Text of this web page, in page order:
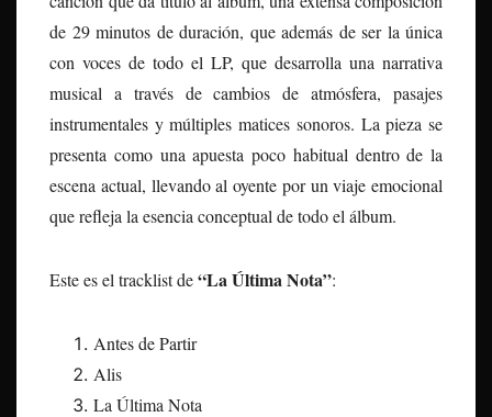
de 29 minutos de duración, que además de ser la única
con voces de todo el LP, que desarrolla una narrativa
musical a través de cambios de atmósfera, pasajes
instrumentales y múltiples matices sonoros. La pieza se
presenta como una apuesta poco habitual dentro de la
escena actual, llevando al oyente por un viaje emocional
que refleja la esencia conceptual de todo el álbum.
Este es el tracklist de“La Última Nota”:
Antes de Partir
Alis
La Última Nota